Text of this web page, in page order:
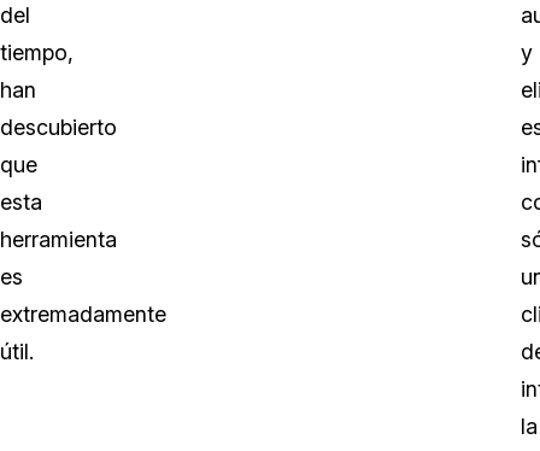
del
tiempo,
han
descubierto
que
esta
herramienta
es
extremadamente
útil.
y
la